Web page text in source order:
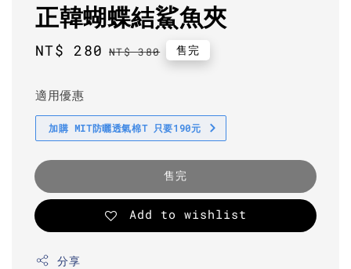
正韓蝴蝶結鯊魚夾
Sale
NT$ 280 Regular
NT$ 380 售完
適用優惠
加購 MIT防曬透氣棉T 只要190元
售完
Add to wishlist
分享